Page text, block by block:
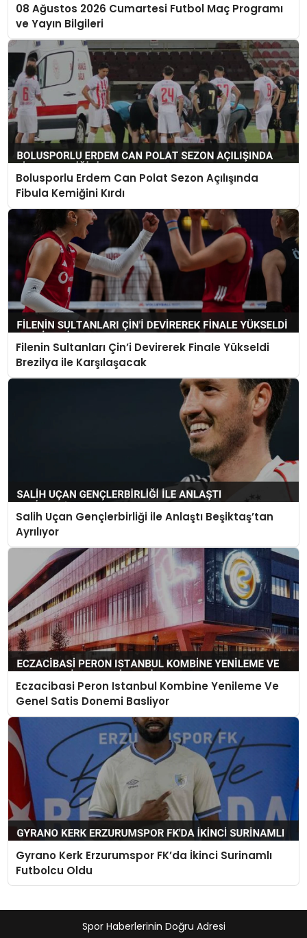
08 Ağustos 2026 Cumartesi Futbol Maç Programı
ve Yayın Bilgileri
Bolusporlu Erdem Can Polat Sezon Açılışında
Fibula Kemiğini Kırdı
Filenin Sultanları Çin’i Devirerek Finale Yükseldi
Brezilya ile Karşılaşacak
Salih Uçan Gençlerbirliği ile Anlaştı Beşiktaş’tan
Ayrılıyor
Eczacibasi Peron Istanbul Kombine Yenileme Ve
Genel Satis Donemi Basliyor
Gyrano Kerk Erzurumspor FK’da İkinci Surinamlı
Futbolcu Oldu
Spor Haberlerinin Doğru Adresi